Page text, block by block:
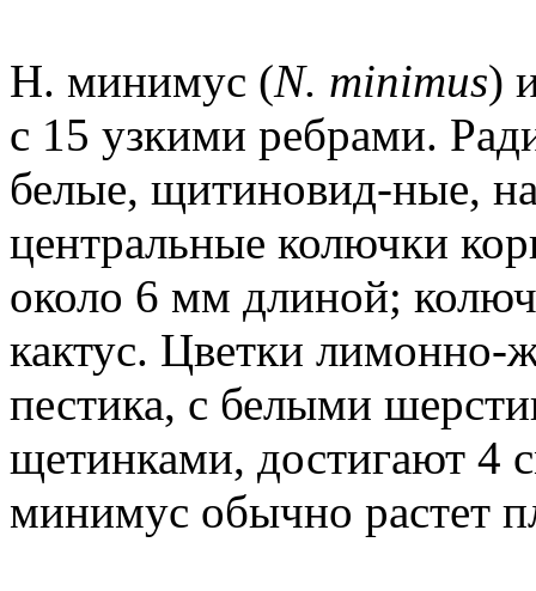
Н. минимус (N. minimus)
с 15 узкими ребрами.
белые, щитиновид-ные,
центральные колючки
около 6 мм длиной;
кактус. Цветки
пестика, с белыми
щетинками, достигают 4
минимус обычно растет